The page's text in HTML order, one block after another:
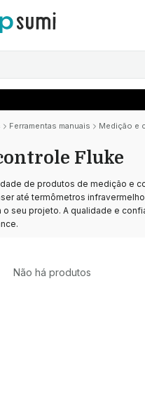
Ferramentas manuais Medição e
Fluke
de produtos de medição e
até termômetros
o seu projeto. A qualidade e
Não há produtos